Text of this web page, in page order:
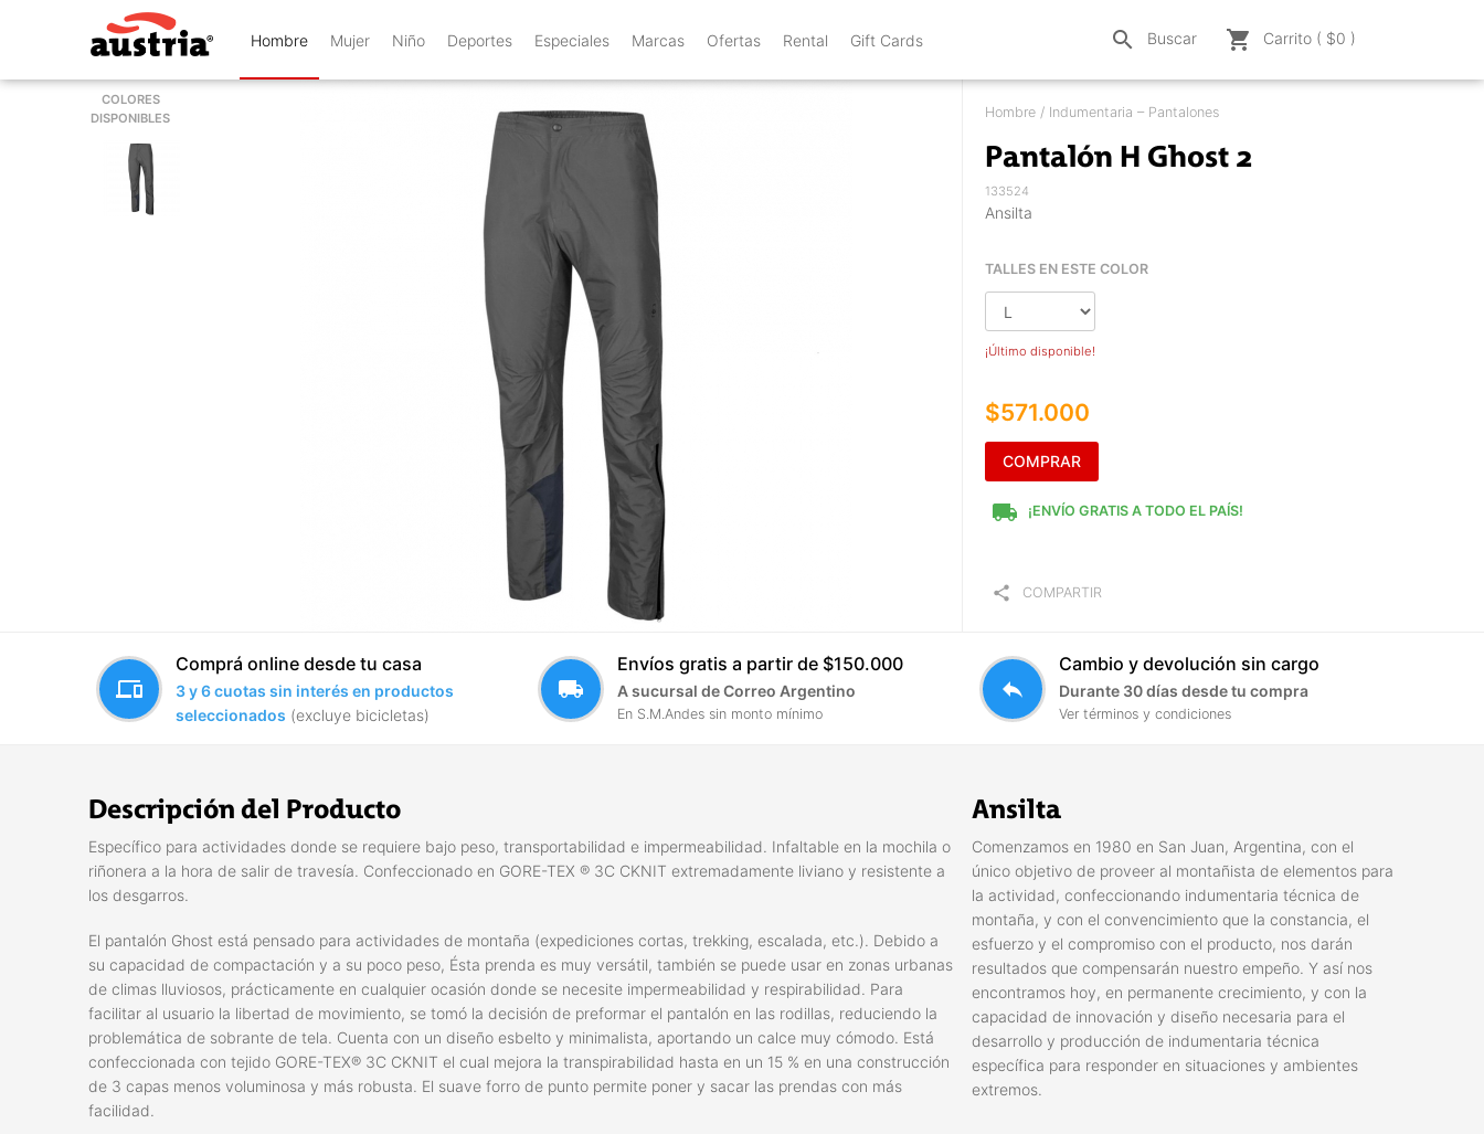
Hombre Mujer Niño Deportes Especiales Marcas Ofertas Rental Gift Cards search Buscar shopping_cart Carrito ( $0 )
COLORES
DISPONIBLES
Hombre / Indumentaria – Pantalones
Pantalón H Ghost 2
133524
Ansilta
TALLES EN ESTE COLOR
¡Último disponible!
$571.000
COMPRAR
local_shipping ¡ENVÍO GRATIS A TODO EL PAÍS!
share COMPARTIR
devices
Comprá online desde tu casa
3 y 6 cuotas sin interés en productos
seleccionados (excluye bicicletas)
local_shipping
Envíos gratis a partir de $150.000
A sucursal de Correo Argentino
En S.M.Andes sin monto mínimo
reply
Cambio y devolución sin cargo
Durante 30 días desde tu compra
Ver términos y condiciones
Descripción del Producto
Específico para actividades donde se requiere bajo peso, transportabilidad e impermeabilidad. Infaltable en la mochila o
riñonera a la hora de salir de travesía. Confeccionado en GORE-TEX ® 3C CKNIT extremadamente liviano y resistente a
los desgarros.
El pantalón Ghost está pensado para actividades de montaña (expediciones cortas, trekking, escalada, etc.). Debido a
su capacidad de compactación y a su poco peso, Ésta prenda es muy versátil, también se puede usar en zonas urbanas
de climas lluviosos, prácticamente en cualquier ocasión donde se necesite impermeabilidad y respirabilidad. Para
facilitar al usuario la libertad de movimiento, se tomó la decisión de preformar el pantalón en las rodillas, reduciendo la
problemática de sobrante de tela. Cuenta con un diseño esbelto y minimalista, aportando un calce muy cómodo. Está
confeccionada con tejido GORE-TEX® 3C CKNIT el cual mejora la transpirabilidad hasta en un 15 % en una construcción
de 3 capas menos voluminosa y más robusta. El suave forro de punto permite poner y sacar las prendas con más
facilidad.
Ansilta
Comenzamos en 1980 en San Juan, Argentina, con el
único objetivo de proveer al montañista de elementos para
la actividad, confeccionando indumentaria técnica de
montaña, y con el convencimiento que la constancia, el
esfuerzo y el compromiso con el producto, nos darán
resultados que compensarán nuestro empeño. Y así nos
encontramos hoy, en permanente crecimiento, y con la
capacidad de innovación y diseño necesaria para el
desarrollo y producción de indumentaria técnica
específica para responder en situaciones y ambientes
extremos.